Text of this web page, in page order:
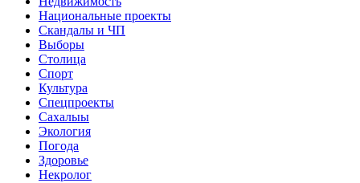
Национальные проекты
Скандалы и ЧП
Выборы
Столица
Спорт
Культура
Спецпроекты
Сахалыы
Экология
Погода
Здоровье
Некролог